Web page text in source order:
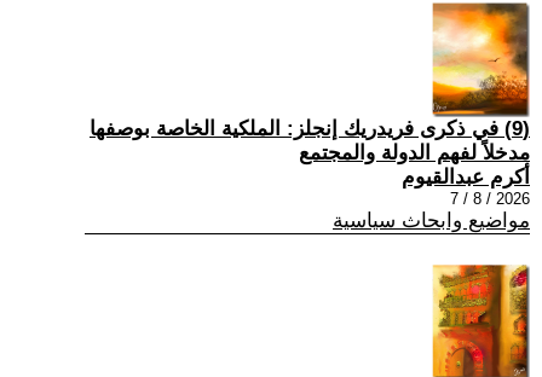
(9) في ذكرى فريدريك إنجلز: الملكية الخاصة بوصفها
مدخلاً لفهم الدولة والمجتمع
أكرم عبدالقيوم
2026 / 8 / 7
مواضيع وابحاث سياسية